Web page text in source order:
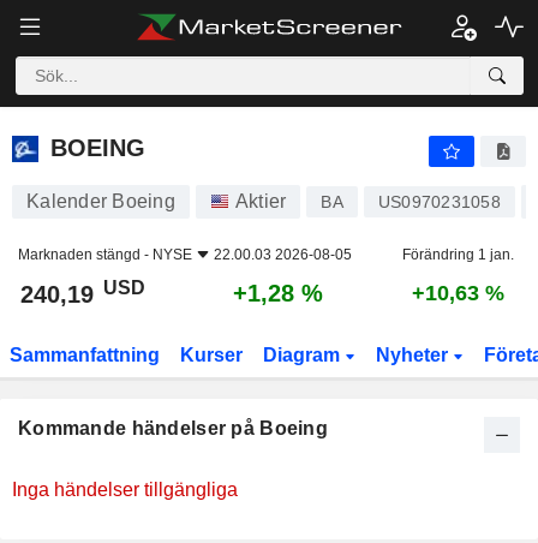
BOEING
BOEING
Kalender Boeing Aktier BA US0970231058
Marknaden stängd - NYSE 22.00.03 2026-08-05 Förändring 1 jan.
240,19 USD +1,28 % +10,63 %
Sammanfattning Kurser Diagram Nyheter
Kommande händelser på Boeing
Inga händelser tillgängliga